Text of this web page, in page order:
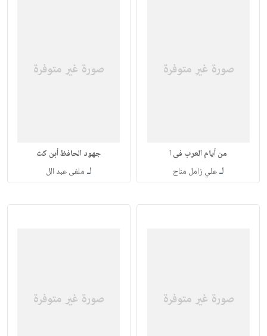
من أيام العرب فى ا
لـعلي زامل مناح
جهود الحافظ أبن كث
لـ ملفى عبد الل